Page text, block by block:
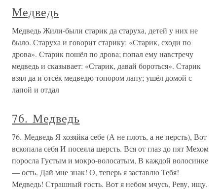
Медведь
Медведь Жили-были старик да старуха, детей у них не
было. Старуха и говорит старику: «Старик, сходи по
дрова». Старик пошёл по дрова; попал ему навстречу
медведь и сказывает: «Старик, давай бороться». Старик
взял да и отсёк медведю топором лапу; ушёл домой с
лапой и отдал
76. Медведь
76. Медведь Я хозяйка себе (А не плоть, а не персть), Вот
вскопала себя И посеяла шерсть. Вся от глаз до пят Мехом
поросла Густым и мокро-волосатым, В каждой волосинке
— ость. Дай мне знак! О, теперь я заставлю Тебя!
Медведь! Страшный гость. Вот я небом мчусь, Реву, ищу.